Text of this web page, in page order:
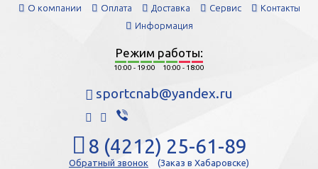
О компании Оплата Доставка Сервис
Контакты
Информация
Режим работы:
10:00 - 19:00 10:00 - 18:00
sportcnab@yandex.ru
8 (4212) 25-61-89
Обратный звонок (Заказ в Хабаровске)